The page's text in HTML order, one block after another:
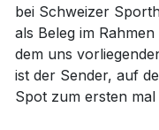
bei Schweizer
als Beleg im
dem uns
ist der Sender, auf
Spot zum ersten